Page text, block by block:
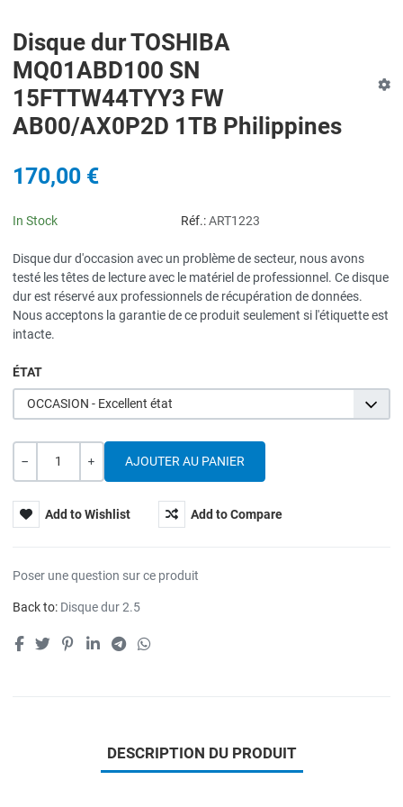
Disque dur TOSHIBA
MQ01ABD100 SN
15FTTW44TYY3 FW
AB00/AX0P2D 1TB Philippines
170,00 €
In Stock Réf.: ART1223
Disque dur d'occasion avec un problème de secteur, nous avons
testé les têtes de lecture avec le matériel de professionnel. Ce disque
dur est réservé aux professionnels de récupération de données.
Nous acceptons la garantie de ce produit seulement si l'étiquette est
intacte.
ÉTAT
OCCASION - Excellent état
Quantité
Add to Wishlist Add to Compare
Poser une question sur ce produit
Back to: Disque dur 2.5
DESCRIPTION DU PRODUIT